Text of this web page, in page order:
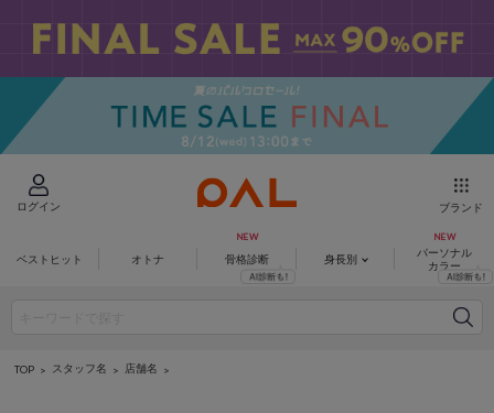
ログイン ブランド
ベストヒット オトナ 骨格診断 身長別
パーソナル
カラー
TOP スタッフ名 店舗名